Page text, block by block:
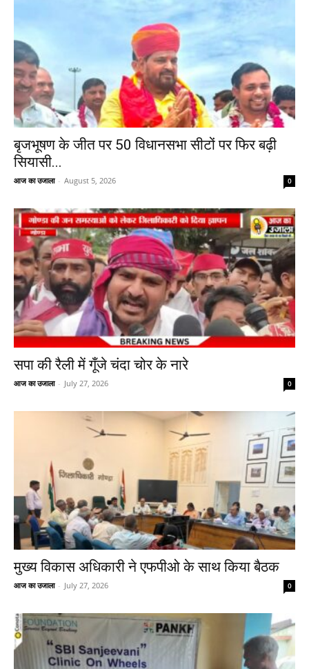
बृजभूषण के जीत पर 50 विधानसभा सीटों पर फिर बढ़ी
सियासी...
आज का उजाला - August 5, 2026 0
सपा की रैली में गूँजे चंदा चोर के नारे
आज का उजाला - July 27, 2026 0
मुख्य विकास अधिकारी ने एफपीओ के साथ किया बैठक
आज का उजाला - July 27, 2026 0